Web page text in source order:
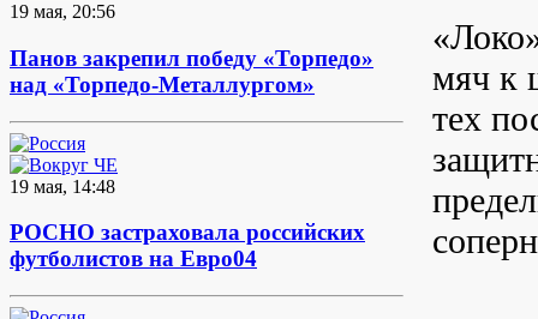
19 мая, 20:56
Панов закрепил победу «Торпедо»
над «Торпедо-Металлургом»
19 мая, 14:48
РОСНО застраховала российских
футболистов на Евро04
мяч к
тех